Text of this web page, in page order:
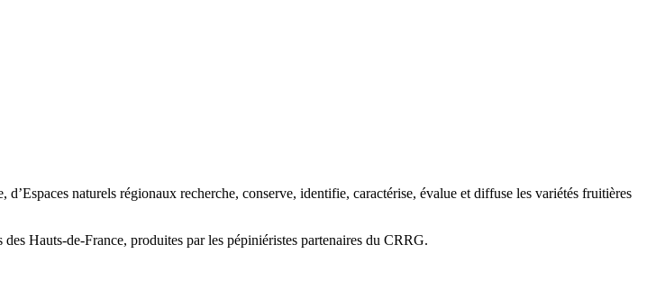
naturels régionaux recherche, conserve, identifie, caractérise, évalue et diffuse les variétés fruitières
Hauts-de-France, produites par les pépiniéristes partenaires du CRRG.